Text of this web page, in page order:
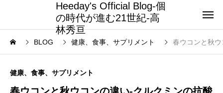
Heeday's Official Blog-個
の時代が進む21世紀-高
林秀亘
BLOG 健康、食事、サプリメント 春ウコンと秋
健康、食事、サプリメント